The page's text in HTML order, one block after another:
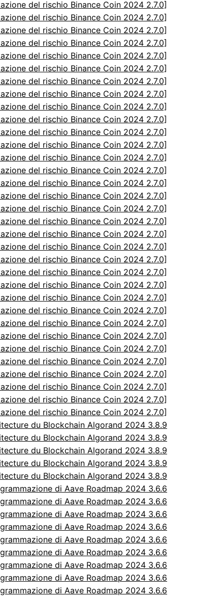
del rischio Binance Coin 2024 2.7.0]
del rischio Binance Coin 2024 2.7.0]
del rischio Binance Coin 2024 2.7.0]
del rischio Binance Coin 2024 2.7.0]
del rischio Binance Coin 2024 2.7.0]
del rischio Binance Coin 2024 2.7.0]
del rischio Binance Coin 2024 2.7.0]
del rischio Binance Coin 2024 2.7.0]
del rischio Binance Coin 2024 2.7.0]
del rischio Binance Coin 2024 2.7.0]
del rischio Binance Coin 2024 2.7.0]
del rischio Binance Coin 2024 2.7.0]
del rischio Binance Coin 2024 2.7.0]
del rischio Binance Coin 2024 2.7.0]
del rischio Binance Coin 2024 2.7.0]
del rischio Binance Coin 2024 2.7.0]
del rischio Binance Coin 2024 2.7.0]
del rischio Binance Coin 2024 2.7.0]
del rischio Binance Coin 2024 2.7.0]
del rischio Binance Coin 2024 2.7.0]
del rischio Binance Coin 2024 2.7.0]
del rischio Binance Coin 2024 2.7.0]
del rischio Binance Coin 2024 2.7.0]
del rischio Binance Coin 2024 2.7.0]
del rischio Binance Coin 2024 2.7.0]
del rischio Binance Coin 2024 2.7.0]
del rischio Binance Coin 2024 2.7.0]
del rischio Binance Coin 2024 2.7.0]
del rischio Binance Coin 2024 2.7.0]
del rischio Binance Coin 2024 2.7.0]
del rischio Binance Coin 2024 2.7.0]
del rischio Binance Coin 2024 2.7.0]
del rischio Binance Coin 2024 2.7.0]
du Blockchain Algorand 2024 3.8.9
du Blockchain Algorand 2024 3.8.9
du Blockchain Algorand 2024 3.8.9
du Blockchain Algorand 2024 3.8.9
du Blockchain Algorand 2024 3.8.9
di Aave Roadmap 2024 3.6.6
di Aave Roadmap 2024 3.6.6
di Aave Roadmap 2024 3.6.6
di Aave Roadmap 2024 3.6.6
di Aave Roadmap 2024 3.6.6
di Aave Roadmap 2024 3.6.6
di Aave Roadmap 2024 3.6.6
di Aave Roadmap 2024 3.6.6
di Aave Roadmap 2024 3.6.6